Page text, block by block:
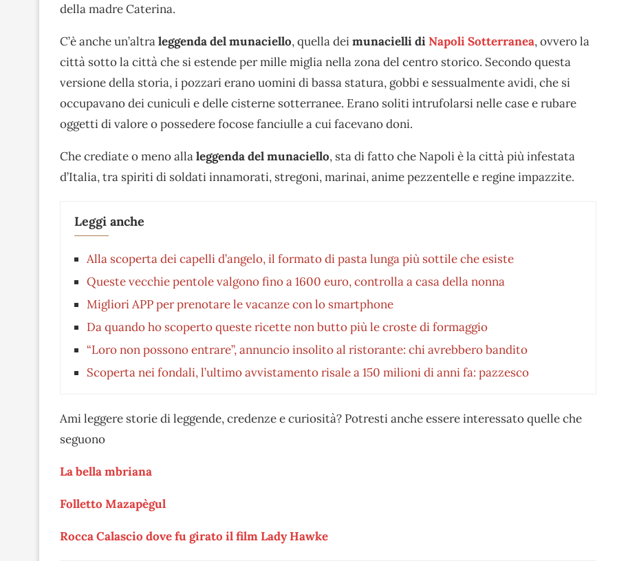
della madre Caterina.
C’è anche un’altraleggenda del munaciello, quella deimunacielli diNapoli Sotterranea, ovvero la
città sotto la città che si estende per mille miglia nella zona del centro storico. Secondo questa
versione della storia, i pozzari erano uomini di bassa statura, gobbi e sessualmente avidi, che si
occupavano dei cuniculi e delle cisterne sotterranee. Erano soliti intrufolarsi nelle case e rubare
oggetti di valore o possedere focose fanciulle a cui facevano doni.
Che crediate o meno allaleggenda del munaciello, sta di fatto che Napoli è la città più infestata
d’Italia, tra spiriti di soldati innamorati, stregoni, marinai, anime pezzentelle e regine impazzite.
Leggi anche
Alla scoperta dei capelli d’angelo, il formato di pasta lunga più sottile che esiste
Queste vecchie pentole valgono fino a 1600 euro, controlla a casa della nonna
Migliori APP per prenotare le vacanze con lo smartphone
Da quando ho scoperto queste ricette non butto più le croste di formaggio
“Loro non possono entrare”, annuncio insolito al ristorante: chi avrebbero bandito
Scoperta nei fondali, l’ultimo avvistamento risale a 150 milioni di anni fa: pazzesco
Ami leggere storie di leggende, credenze e curiosità? Potresti anche essere interessato quelle che
seguono
La bella mbriana
Folletto Mazapègul
Rocca Calascio dove fu girato il film Lady Hawke